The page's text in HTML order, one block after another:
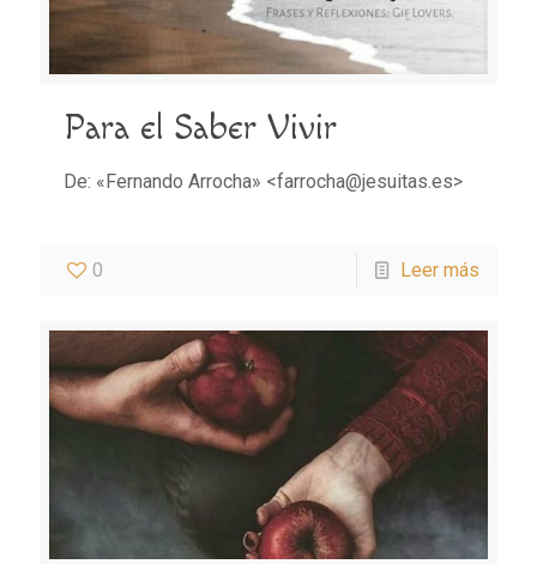
Para el Saber Vivir
De: «Fernando Arrocha» <farrocha@jesuitas.es>
0 Leer más